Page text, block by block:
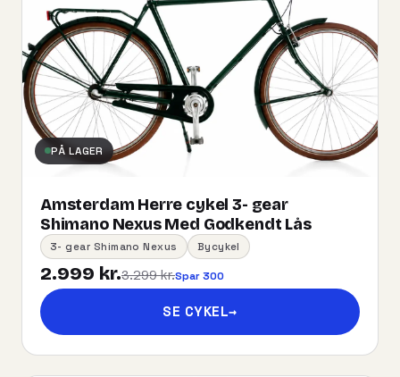
PÅ LAGER
Amsterdam Herre cykel 3- gear
Shimano Nexus Med Godkendt Lås
3- gear Shimano Nexus Bycykel
2.999 kr.3.299 kr.Spar 300
SE CYKEL→